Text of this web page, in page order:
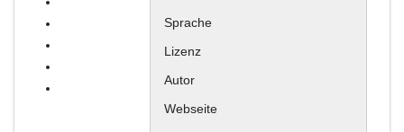
Sprache
Lizenz
Autor
Webseite